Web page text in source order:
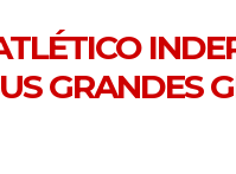
GRANDES